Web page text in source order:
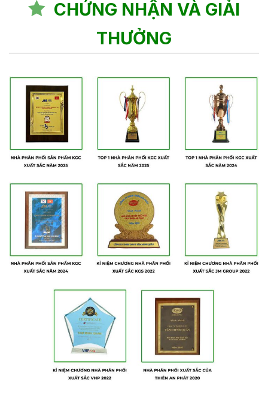
CHỨNG NHẬN VÀ GIẢI
THƯỞNG